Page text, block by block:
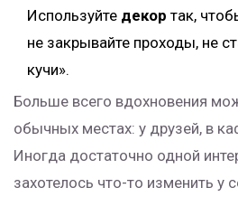
Используйте декор так,
не закрывайте проходы, не
кучи».
Больше всего вдохновения
обычных местах: у друзей, в
Иногда достаточно одной
захотелось что-то изменить у